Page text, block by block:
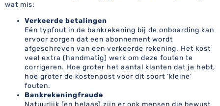
wat mis:
Verkeerde betalingen
Eén typfout in de bankrekening bij de onboarding kan
ervoor zorgen dat een abonnement wordt
afgeschreven van een verkeerde rekening. Het kost
veel extra (handmatig) werk om deze fouten te
corrigeren. Hoe groter het aantal klanten dat je hebt,
hoe groter de kostenpost voor dit soort ‘kleine’
fouten.
Bankrekeningfraude